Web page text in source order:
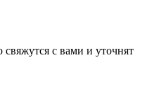
с вами и уточнят